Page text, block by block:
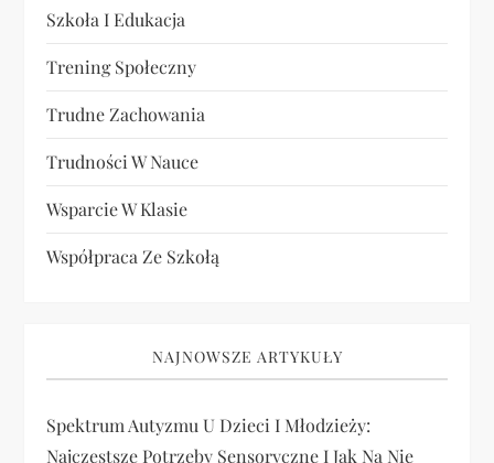
Szkoła I Edukacja
Trening Społeczny
Trudne Zachowania
Trudności W Nauce
Wsparcie W Klasie
Współpraca Ze Szkołą
NAJNOWSZE ARTYKUŁY
Spektrum Autyzmu U Dzieci I Młodzieży:
Najczęstsze Potrzeby Sensoryczne I Jak Na Nie